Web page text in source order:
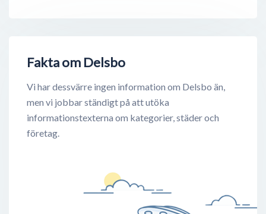
Fakta om Delsbo
Vi har dessvärre ingen information om Delsbo än,
men vi jobbar ständigt på att utöka
informationstexterna om kategorier, städer och
företag.